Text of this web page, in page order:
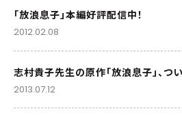
「放浪息子」本編好評配信中！
2012.02.08
志村貴子先生の原作「放浪息子」、つ
2013.07.12